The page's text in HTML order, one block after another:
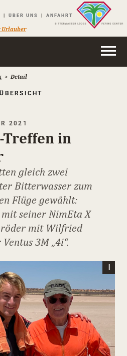
Urlauber
ÜBER UNS ANFAHRT
Detail
2021
in
gleich zwei
Bitterwasser zum
Flüge gewählt:
seiner NimEta X
mit Wilfried
3M „4i“.